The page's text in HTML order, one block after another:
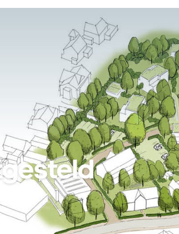
Vacatures Contact
Local. Spot on.